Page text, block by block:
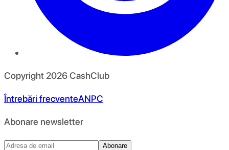
Copyright 2026CashClub
Întrebări frecventeANPC
Abonare newsletter
Abonare